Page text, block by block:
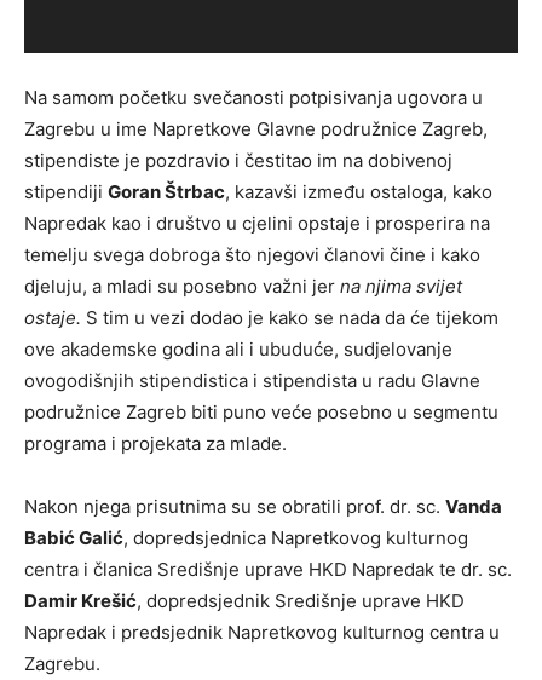
Na samom početku svečanosti potpisivanja ugovora u
Zagrebu u ime Napretkove Glavne podružnice Zagreb,
stipendiste je pozdravio i čestitao im na dobivenoj
stipendiji Goran Štrbac, kazavši između ostaloga, kako
Napredak kao i društvo u cjelini opstaje i prosperira na
temelju svega dobroga što njegovi članovi čine i kako
djeluju, a mladi su posebno važni jer na njima svijet
ostaje. S tim u vezi dodao je kako se nada da će tijekom
ove akademske godina ali i ubuduće, sudjelovanje
ovogodišnjih stipendistica i stipendista u radu Glavne
podružnice Zagreb biti puno veće posebno u segmentu
programa i projekata za mlade.
Nakon njega prisutnima su se obratili prof. dr. sc. Vanda
Babić Galić, dopredsjednica Napretkovog kulturnog
centra i članica Središnje uprave HKD Napredak te dr. sc.
Damir Krešić, dopredsjednik Središnje uprave HKD
Napredak i predsjednik Napretkovog kulturnog centra u
Zagrebu.